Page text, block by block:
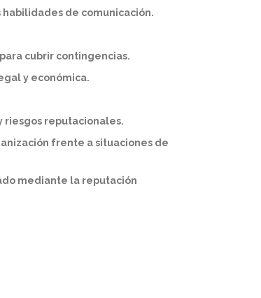
de comunicación.
cubrir contingencias.
y económica.
riesgos reputacionales.
frente a situaciones de
mediante la reputación